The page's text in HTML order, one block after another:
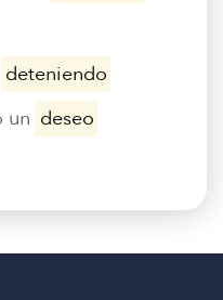
deteniendo
un deseo